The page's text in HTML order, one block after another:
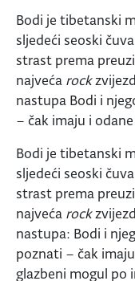
Bodi je tibetanski
sljedeći seoski
strast prema
najveća rock
nastupa Bodi i
– čak imaju i
Bodi je tibetanski
sljedeći seoski
strast prema
najveća rock
nastupa: Bodi i
poznati – čak
glazbeni mogul po